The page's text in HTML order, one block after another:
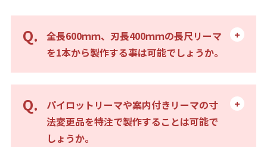
全長600ｍｍ、刃長400ｍｍの長尺リーマ
を1本から製作する事は可能でしょうか。
パイロットリーマや案内付きリーマの寸
法変更品を特注で製作することは可能で
しょうか。